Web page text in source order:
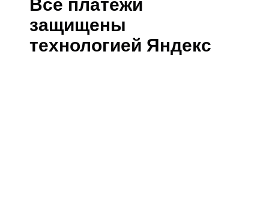
Все платежи
защищены
технологией Яндекс